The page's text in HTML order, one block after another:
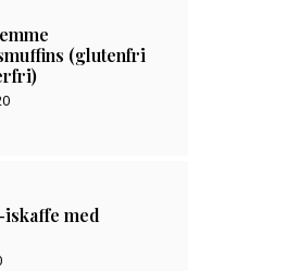
(glutenfri
med